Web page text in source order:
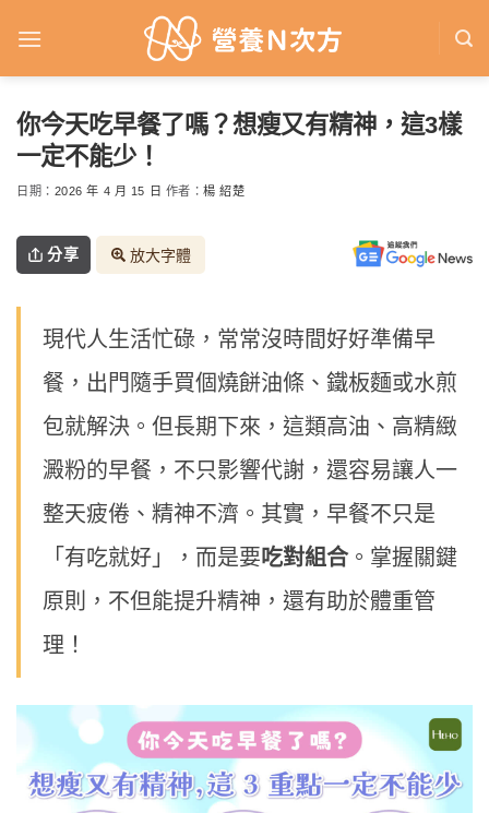
你今天吃早餐了嗎？想瘦又有精神，這3樣
一定不能少！
日期： 2026 年 4 月 15 日 作者：楊 紹楚
分享 放大字體
現代人生活忙碌，常常沒時間好好準備早
餐，出門隨手買個燒餅油條、鐵板麵或水煎
包就解決。但長期下來，這類高油、高精緻
澱粉的早餐，不只影響代謝，還容易讓人一
整天疲倦、精神不濟。其實，早餐不只是
「有吃就好」，而是要吃對組合 。掌握關鍵
原則，不但能提升精神，還有助於體重管
理！